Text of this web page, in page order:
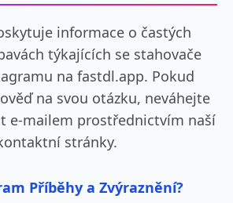
informace o častých
týkajících se stahovače
na fastdl.app. Pokud
na svou otázku, neváhejte
e-mailem prostřednictvím naší
stránky.
Příběhy a Zvýraznění?